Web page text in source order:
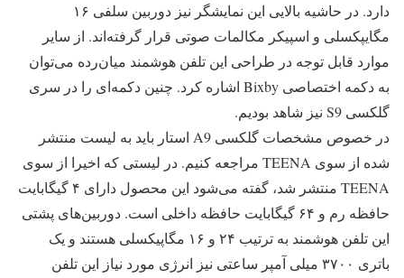
دارد. در حاشیه بالایی این نمایشگر نیز دوربین سلفی ۱۶
مگایپکسلی و اسپیکر مکالمات صوتی قرار گرفته‌اند. از سایر
موارد قابل توجه در طراحی این تلفن هوشمند میان‌رده می‌توان
به دکمه اختصاصی Bixby اشاره کرد. چنین دکمه‌ای را در سری
گلکسی S9 نیز شاهد بودیم.
در خصوص مشخصات گلکسی A9 استار باید به لیست منتشر
شده از سوی TEENA مراجعه کنیم. در لیستی که اخیرا از سوی
TEENA منتشر شد، گفته می‌شود این محصول دارای ۴ گیگابایت
حافظه رم و ۶۴ گیگابایت حافظه داخلی است. دوربین‌های پشتی
این تلفن هوشمند به ترتیب ۲۴ و ۱۶ مگاپیکسلی هستند و یک
باتری ۳۷۰۰ میلی آمپر ساعتی نیز انرژی مورد نیاز این تلفن